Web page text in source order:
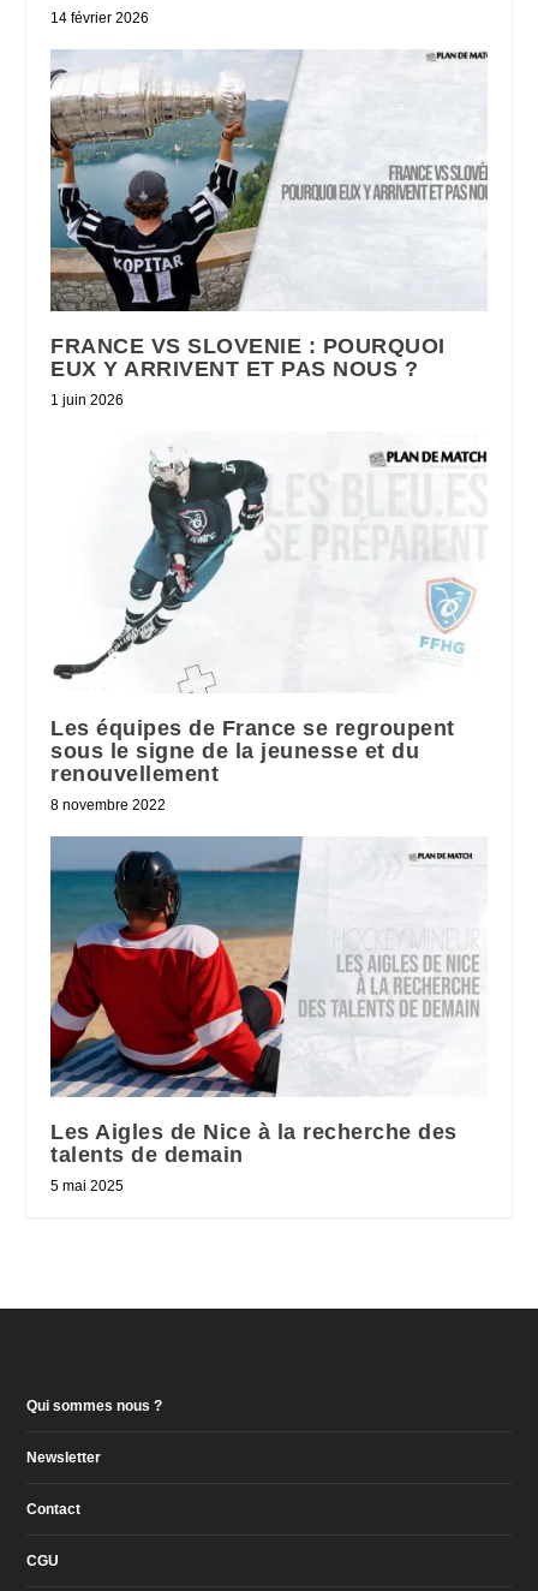
14 février 2026
FRANCE VS SLOVENIE : POURQUOI
EUX Y ARRIVENT ET PAS NOUS ?
1 juin 2026
Les équipes de France se regroupent
sous le signe de la jeunesse et du
renouvellement
8 novembre 2022
Les Aigles de Nice à la recherche des
talents de demain
5 mai 2025
Qui sommes nous ?
Newsletter
Contact
CGU